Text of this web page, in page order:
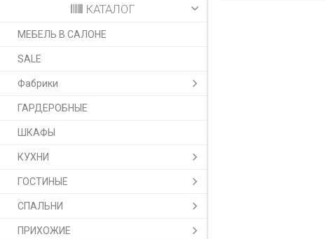
КАТАЛОГ
МЕБЕЛЬ В САЛОНЕ
SALE
Фабрики
ГАРДЕРОБНЫЕ
ШКАФЫ
КУХНИ
ГОСТИНЫЕ
СПАЛЬНИ
ПРИХОЖИЕ